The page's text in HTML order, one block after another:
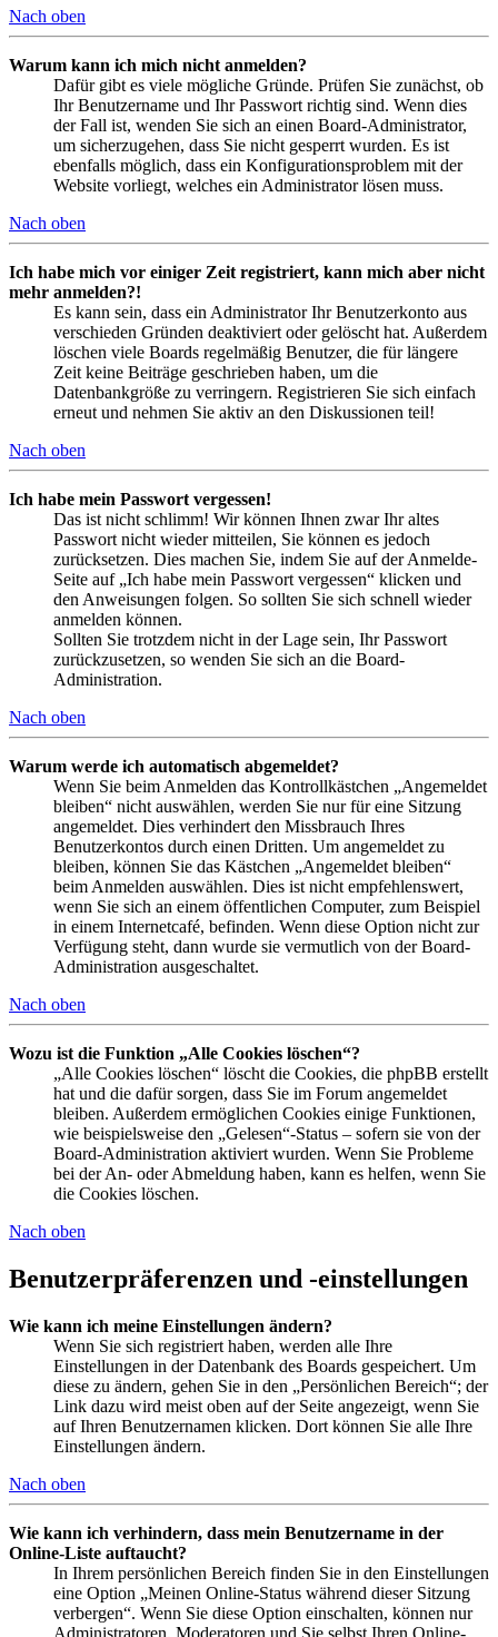
Nach oben
Warum kann ich mich nicht anmelden?
Dafür gibt es viele mögliche Gründe. Prüfen Sie zunächst, ob
Ihr Benutzername und Ihr Passwort richtig sind. Wenn dies
der Fall ist, wenden Sie sich an einen Board-Administrator,
um sicherzugehen, dass Sie nicht gesperrt wurden. Es ist
ebenfalls möglich, dass ein Konfigurationsproblem mit der
Website vorliegt, welches ein Administrator lösen muss.
Nach oben
Ich habe mich vor einiger Zeit registriert, kann mich aber nicht
mehr anmelden?!
Es kann sein, dass ein Administrator Ihr Benutzerkonto aus
verschieden Gründen deaktiviert oder gelöscht hat. Außerdem
löschen viele Boards regelmäßig Benutzer, die für längere
Zeit keine Beiträge geschrieben haben, um die
Datenbankgröße zu verringern. Registrieren Sie sich einfach
erneut und nehmen Sie aktiv an den Diskussionen teil!
Nach oben
Ich habe mein Passwort vergessen!
Das ist nicht schlimm! Wir können Ihnen zwar Ihr altes
Passwort nicht wieder mitteilen, Sie können es jedoch
zurücksetzen. Dies machen Sie, indem Sie auf der Anmelde-
Seite auf „Ich habe mein Passwort vergessen“ klicken und
den Anweisungen folgen. So sollten Sie sich schnell wieder
anmelden können.
Sollten Sie trotzdem nicht in der Lage sein, Ihr Passwort
zurückzusetzen, so wenden Sie sich an die Board-
Administration.
Nach oben
Warum werde ich automatisch abgemeldet?
Wenn Sie beim Anmelden das Kontrollkästchen „Angemeldet
bleiben“ nicht auswählen, werden Sie nur für eine Sitzung
angemeldet. Dies verhindert den Missbrauch Ihres
Benutzerkontos durch einen Dritten. Um angemeldet zu
bleiben, können Sie das Kästchen „Angemeldet bleiben“
beim Anmelden auswählen. Dies ist nicht empfehlenswert,
wenn Sie sich an einem öffentlichen Computer, zum Beispiel
in einem Internetcafé, befinden. Wenn diese Option nicht zur
Verfügung steht, dann wurde sie vermutlich von der Board-
Administration ausgeschaltet.
Nach oben
Wozu ist die Funktion „Alle Cookies löschen“?
„Alle Cookies löschen“ löscht die Cookies, die phpBB erstellt
hat und die dafür sorgen, dass Sie im Forum angemeldet
bleiben. Außerdem ermöglichen Cookies einige Funktionen,
wie beispielsweise den „Gelesen“-Status – sofern sie von der
Board-Administration aktiviert wurden. Wenn Sie Probleme
bei der An- oder Abmeldung haben, kann es helfen, wenn Sie
die Cookies löschen.
Nach oben
Benutzerpräferenzen und -einstellungen
Wie kann ich meine Einstellungen ändern?
Wenn Sie sich registriert haben, werden alle Ihre
Einstellungen in der Datenbank des Boards gespeichert. Um
diese zu ändern, gehen Sie in den „Persönlichen Bereich“; der
Link dazu wird meist oben auf der Seite angezeigt, wenn Sie
auf Ihren Benutzernamen klicken. Dort können Sie alle Ihre
Einstellungen ändern.
Nach oben
Wie kann ich verhindern, dass mein Benutzername in der
Online-Liste auftaucht?
In Ihrem persönlichen Bereich finden Sie in den Einstellungen
eine Option „Meinen Online-Status während dieser Sitzung
verbergen“. Wenn Sie diese Option einschalten, können nur
Administratoren, Moderatoren und Sie selbst Ihren Online-